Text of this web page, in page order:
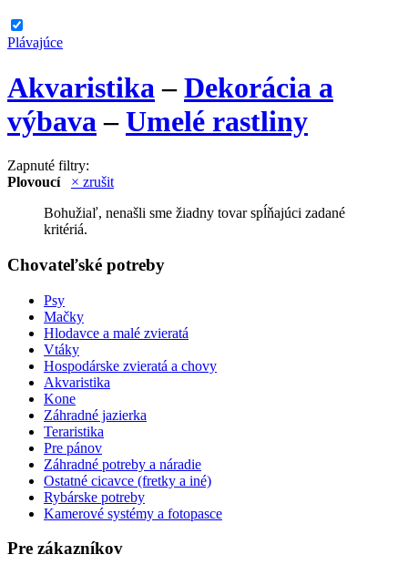
Plávajúce
Akvaristika –Dekorácia a
výbava –Umelé rastliny
Zapnuté filtry:
Plovoucí
× zrušit
Bohužiaľ, nenašli sme žiadny tovar spĺňajúci zadané
kritériá.
Chovateľské potreby
Psy
Mačky
Hlodavce a malé zvieratá
Vtáky
Hospodárske zvieratá a chovy
Akvaristika
Kone
Záhradné jazierka
Teraristika
Pre pánov
Záhradné potreby a náradie
Ostatné cicavce (fretky a iné)
Rybárske potreby
Kamerové systémy a fotopasce
Pre zákazníkov